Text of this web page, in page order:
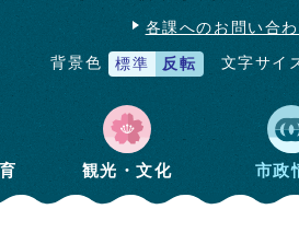
各課へのお問い合
背景色 標準 反転 文字サイ
観光・文化 市政